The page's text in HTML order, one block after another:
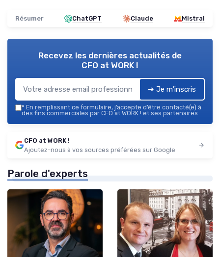
Résumer ChatGPT Claude Mistral
Recevez les dernières actualités de
CFO at WORK !
➔ Je m'inscris
* En remplissant ce formulaire, j’accepte d’être contacté(e) à
des fins commerciales par CFO at WORK ! et ses partenaires.
CFO at WORK !
Ajoutez-nous à vos sources préférées sur Google
Parole d'experts